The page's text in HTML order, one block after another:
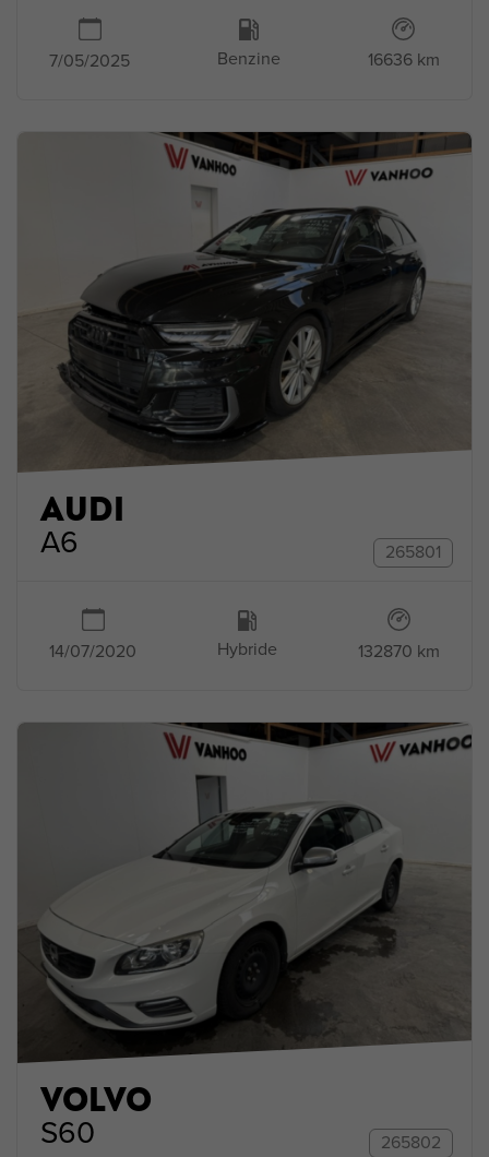
7/05/2025 Benzine 16636 km
AUDI
A6 265801
14/07/2020 Hybride 132870 km
VOLVO
S60 265802